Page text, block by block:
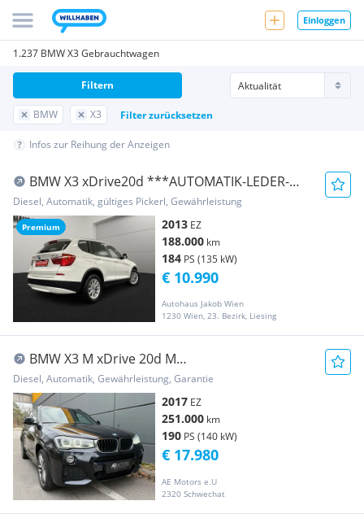
Einloggen
1.237 BMW X3 Gebrauchtwagen
BMW X3 Filter zurücksetzen
Filtern
Infos zur Reihung der Anzeigen
Premium
BMW X3 xDrive20d ***AUTOMATIK-LEDER-
TEMPOMAT-PDC***...
Diesel, Automatik, gültiges Pickerl, Gewährleistung
2013 EZ
188.000 km
184 PS (135 kW)
Autohaus Jakob Wien
1230 Wien, 23. Bezirk, Liesing
€ 10.990
BMW X3 M xDrive 20d M
Sport*NAVI*TEMPOMAT*HUD*F1*LE...
Diesel, Automatik, Gewährleistung, Garantie
2017 EZ
251.000 km
190 PS (140 kW)
AE Motors e.U
2320 Schwechat
€ 17.980